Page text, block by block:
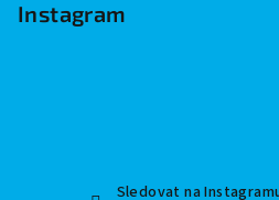
Instagram
Sledovat na